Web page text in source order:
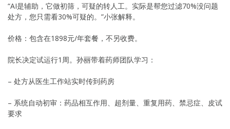
“AI是辅助，它做初筛，可疑的转人工。实际是帮您过滤70%没问题
处方，您只需看30%可疑的。”小张解释。
价格：包含在1898元/年套餐，不另收费。
院长决定试运行1周。孙丽带着药师团队学习：
– 处方从医生工作站实时传到药房
– 系统自动初审：药品相互作用、超剂量、重复用药、禁忌症、皮试
要求